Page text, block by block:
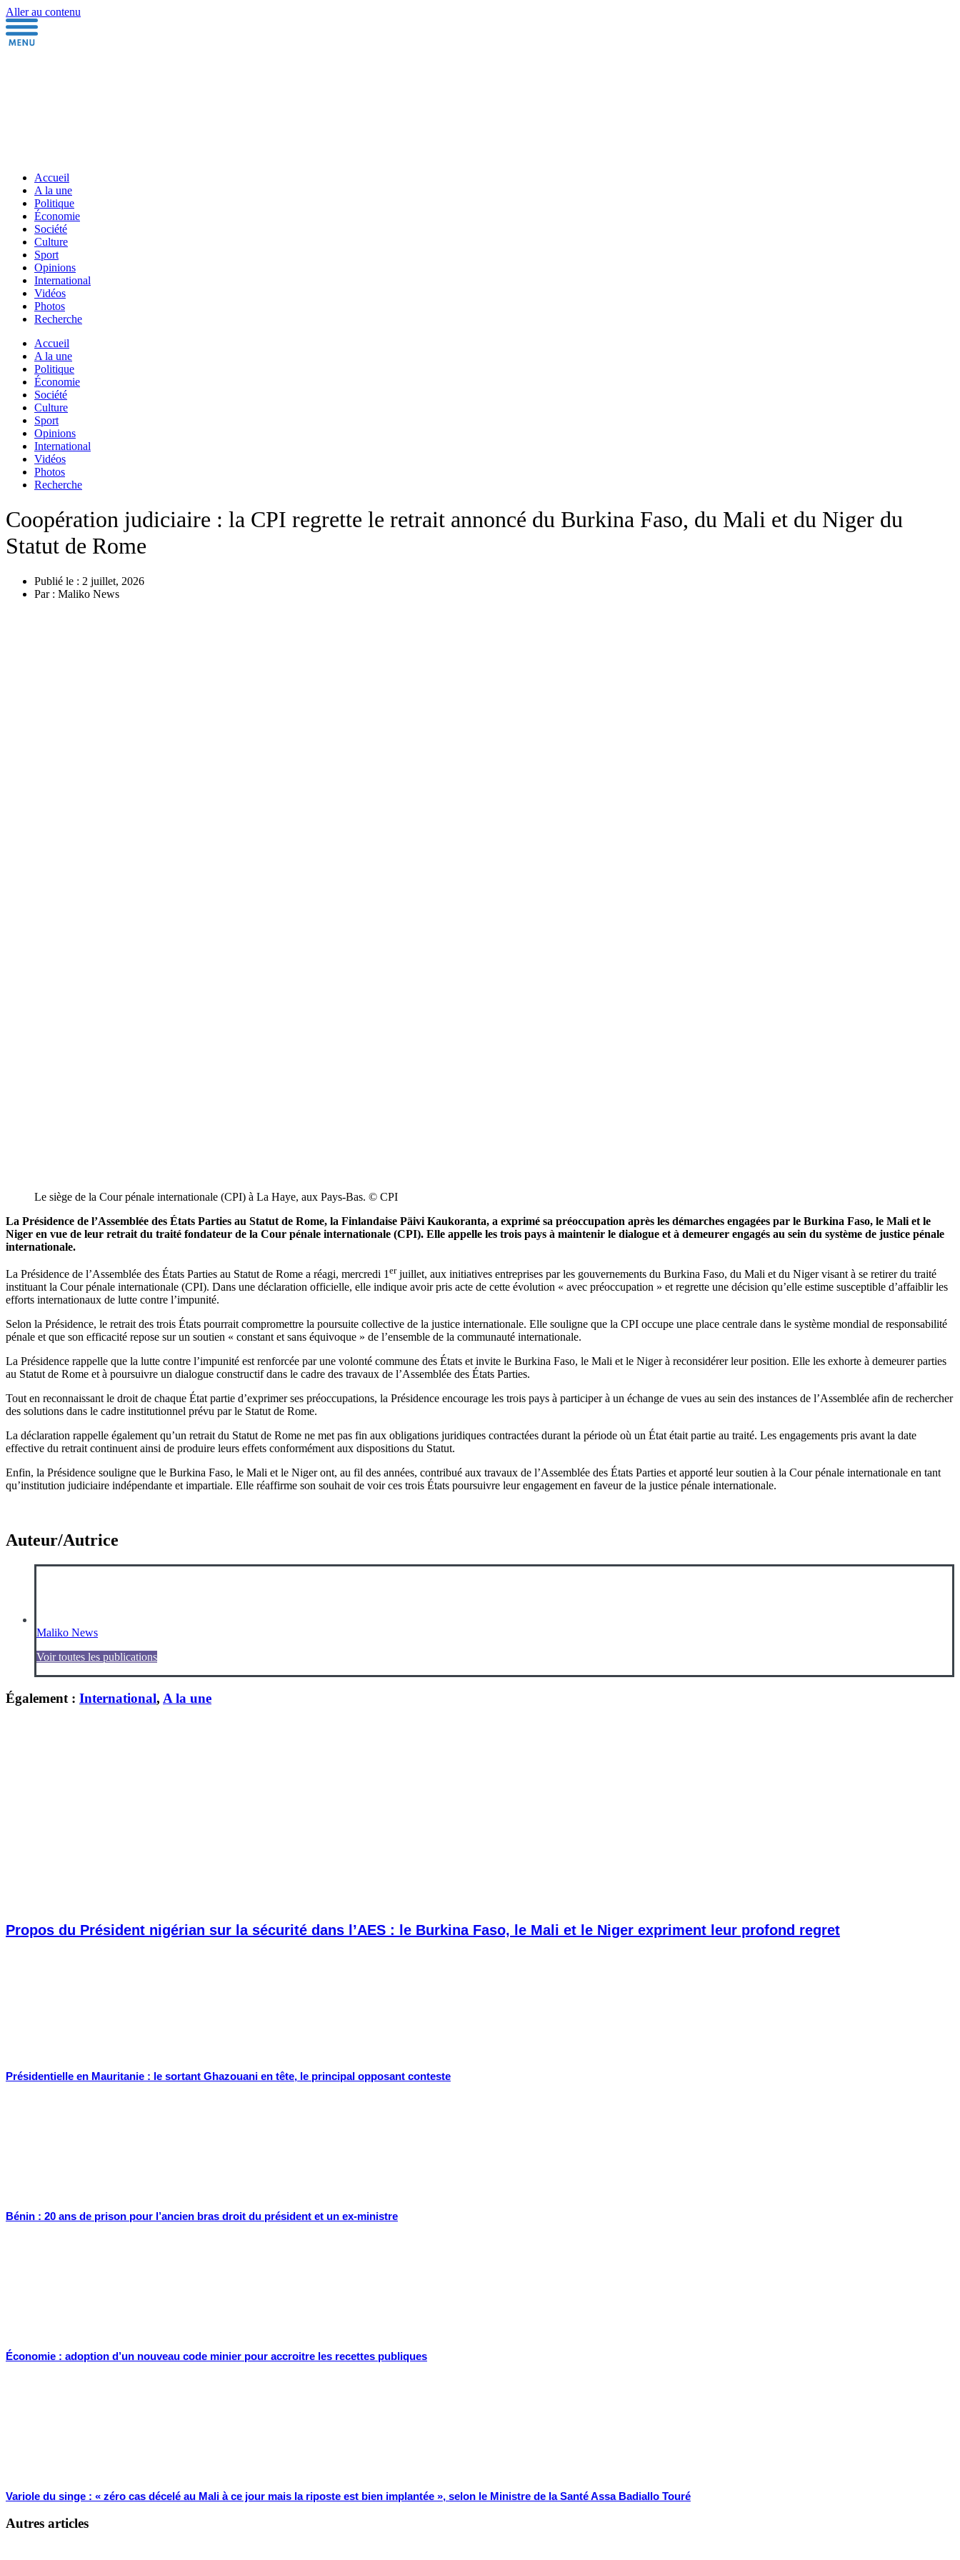
Aller au contenu
Accueil
A la une
Politique
Économie
Société
Culture
Sport
Opinions
International
Vidéos
Photos
Recherche
Accueil
A la une
Politique
Économie
Société
Culture
Sport
Opinions
International
Vidéos
Photos
Recherche
Coopération judiciaire : la CPI regrette le retrait annoncé du Burkina Faso, du Mali et du Niger du
Statut de Rome
Publié le : 2 juillet, 2026
Par : Maliko News
Le siège de la Cour pénale internationale (CPI) à La Haye, aux Pays-Bas. © CPI
La Présidence de l’Assemblée des États Parties au Statut de Rome, la Finlandaise Päivi Kaukoranta, a exprimé sa préoccupation après les démarches engagées par le Burkina Faso, le Mali et le
Niger en vue de leur retrait du traité fondateur de la Cour pénale internationale (CPI). Elle appelle les trois pays à maintenir le dialogue et à demeurer engagés au sein du système de justice pénale
internationale.
La Présidence de l’Assemblée des États Parties au Statut de Rome a réagi, mercredi 1 erjuillet, aux initiatives entreprises par les gouvernements du Burkina Faso, du Mali et du Niger visant à se retirer du traité
instituant la Cour pénale internationale (CPI). Dans une déclaration officielle, elle indique avoir pris acte de cette évolution « avec préoccupation » et regrette une décision qu’elle estime susceptible d’affaiblir les
efforts internationaux de lutte contre l’impunité.
Selon la Présidence, le retrait des trois États pourrait compromettre la poursuite collective de la justice internationale. Elle souligne que la CPI occupe une place centrale dans le système mondial de responsabilité
pénale et que son efficacité repose sur un soutien « constant et sans équivoque » de l’ensemble de la communauté internationale.
La Présidence rappelle que la lutte contre l’impunité est renforcée par une volonté commune des États et invite le Burkina Faso, le Mali et le Niger à reconsidérer leur position. Elle les exhorte à demeurer parties
au Statut de Rome et à poursuivre un dialogue constructif dans le cadre des travaux de l’Assemblée des États Parties.
Tout en reconnaissant le droit de chaque État partie d’exprimer ses préoccupations, la Présidence encourage les trois pays à participer à un échange de vues au sein des instances de l’Assemblée afin de rechercher
des solutions dans le cadre institutionnel prévu par le Statut de Rome.
La déclaration rappelle également qu’un retrait du Statut de Rome ne met pas fin aux obligations juridiques contractées durant la période où un État était partie au traité. Les engagements pris avant la date
effective du retrait continuent ainsi de produire leurs effets conformément aux dispositions du Statut.
Enfin, la Présidence souligne que le Burkina Faso, le Mali et le Niger ont, au fil des années, contribué aux travaux de l’Assemblée des États Parties et apporté leur soutien à la Cour pénale internationale en tant
qu’institution judiciaire indépendante et impartiale. Elle réaffirme son souhait de voir ces trois États poursuivre leur engagement en faveur de la justice pénale internationale.
Auteur/Autrice
Maliko News
Voir toutes les publications
Également : International, A la une
Propos du Président nigérian sur la sécurité dans l’AES : le Burkina Faso, le Mali et le Niger expriment leur profond regret
Présidentielle en Mauritanie : le sortant Ghazouani en tête, le principal opposant conteste
Bénin : 20 ans de prison pour l’ancien bras droit du président et un ex-ministre
Économie : adoption d’un nouveau code minier pour accroitre les recettes publiques
Variole du singe : « zéro cas décelé au Mali à ce jour mais la riposte est bien implantée », selon le Ministre de la Santé Assa Badiallo Touré
Autres articles